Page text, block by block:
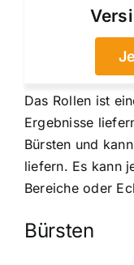
Das Rollen ist
Ergebnisse
Bürsten und
liefern. Es kann
Bereiche oder
Bürsten